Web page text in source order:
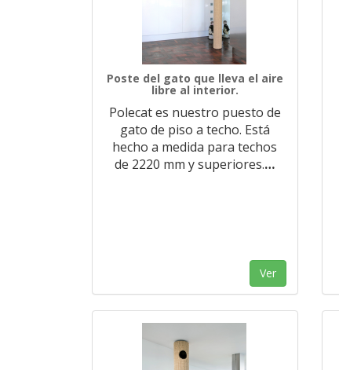
Poste del gato que lleva el aire
libre al interior.
Polecat es nuestro puesto de
gato de piso a techo. Está
hecho a medida para techos
de 2220 mm y superiores.…
Ver